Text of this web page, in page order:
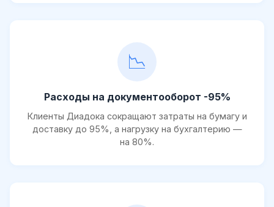
📉
Расходы на документооборот -95%
Клиенты Диадока сокращают затраты на бумагу и
доставку до 95%, а нагрузку на бухгалтерию —
на 80%.